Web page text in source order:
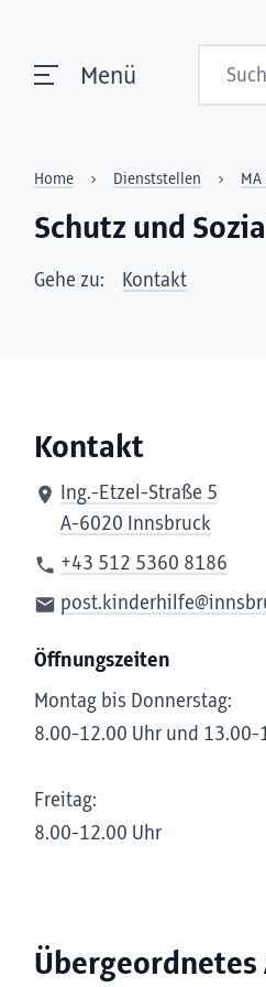
Menü
Home Dienststellen
Schutz und
Gehe zu: Kontakt
Kontakt
Ing.-Etzel-Straße 5
A-6020 Innsbruck
+43 512 5360 8186
Öffnungszeiten
Montag bis Donnerstag:
8.00-12.00 Uhr und 13.00-
Freitag:
8.00-12.00 Uhr
Übergeordnetes